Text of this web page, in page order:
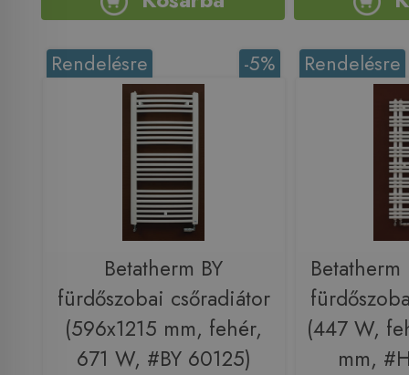
-5%
Rendelésre
Betatherm BY
fürdőszobai csőradiátor
(596x1215 mm, fehér,
671 W, #BY 60125)
Rendelésre
(447 W,
mm,